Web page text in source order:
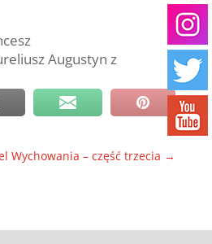
Augustyn z
Wychowania – część trzecia →